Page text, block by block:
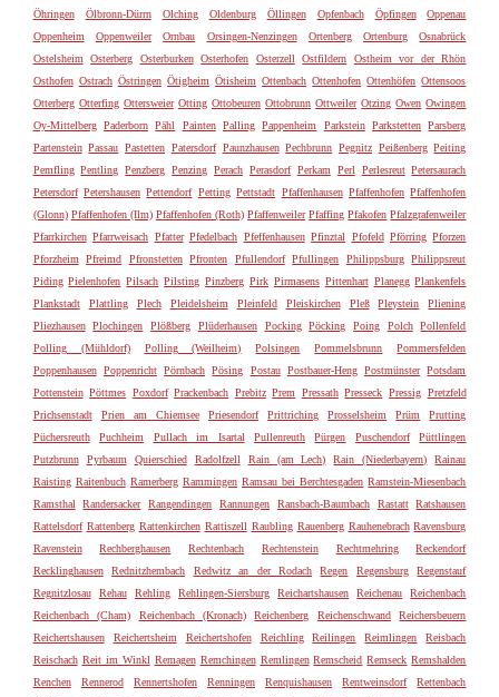
Öhringen
Ölbronn-Dürrn Olching Oldenburg Öllingen Opfenbach Öpfingen
Oppenau
Oppenheim
Oppenweiler Ornbau Orsingen-Nenzingen Ortenberg Ortenburg
Osnabrück
Ostelsheim
Osterberg Osterburken Osterhofen Osterzell Ostfildern
Ostheim vor der Rhön
Osthofen Ostrach Östringen Ötigheim Ötisheim Ottenbach Ottenhofen Ottenhöfen Ottensoos
Otterberg Otterfing Ottersweier Otting Ottobeuren Ottobrunn Ottweiler Otzing Owen Owingen
Oy-Mittelberg Paderborn Pähl Painten Palling Pappenheim Parkstein Parkstetten Parsberg
Partenstein Passau Pastetten Patersdorf Paunzhausen Pechbrunn Pegnitz Peißenberg Peiting
Pemfling Pentling Penzberg Penzing Perach Perasdorf Perkam Perl Perlesreut Petersaurach
Petersdorf Petershausen Pettendorf Petting Pettstadt Pfaffenhausen Pfaffenhofen Pfaffenhofen
(Glonn) Pfaffenhofen (Ilm) Pfaffenhofen (Roth) Pfaffenweiler Pfaffing Pfakofen Pfalzgrafenweiler
Pfarrkirchen Pfarrweisach Pfatter Pfedelbach Pfeffenhausen Pfinztal Pfofeld Pförring Pforzen
Pforzheim
Pfreimd Pfronstetten Pfronten Pfullendorf Pfullingen Philippsburg Philippsreut
Piding Pielenhofen Pilsach Pilsting Pinzberg Pirk Pirmasens Pittenhart Planegg Plankenfels
Plankstadt
Plattling Plech Pleidelsheim Pleinfeld Pleiskirchen Pleß Pleystein
Pliening
Pliezhausen
Plochingen Plößberg Plüderhausen Pocking Pöcking Poing Polch
Pollenfeld
Polling (Mühldorf)
Polling (Weilheim) Polsingen Pommelsbrunn
Pommersfelden
Poppenhausen Poppenricht Pörnbach Pösing Postau Postbauer-Heng Postmünster Potsdam
Pottenstein Pöttmes Poxdorf Prackenbach Prebitz Prem Pressath Presseck Pressig Pretzfeld
Prichsenstadt
Prien am Chiemsee Priesendorf Prittriching Prosselsheim Prüm
Prutting
Püchersreuth
Puchheim Pullach im Isartal Pullenreuth Pürgen Puschendorf
Püttlingen
Putzbrunn
Pyrbaum Quierschied Radolfzell Rain (am Lech) Rain (Niederbayern)
Rainau
Raisting Raitenbuch Ramerberg Rammingen Ramsau bei Berchtesgaden Ramstein-Miesenbach
Ramsthal
Randersacker Rangendingen Rannungen Ransbach-Baumbach Rastatt
Ratshausen
Rattelsdorf Rattenberg Rattenkirchen Rattiszell Raubling Rauenberg Rauhenebrach Ravensburg
Ravenstein
Rechberghausen Rechtenbach Rechtenstein Rechtmehring
Reckendorf
Recklinghausen
Rednitzhembach Redwitz an der Rodach Regen Regensburg
Regenstauf
Regnitzlosau
Rehau Rehling Rehlingen-Siersburg Reichartshausen Reichenau
Reichenbach
Reichenbach (Cham)
Reichenbach (Kronach) Reichenberg Reichenschwand
Reichersbeuern
Reichertshausen
Reichertsheim Reichertshofen Reichling Reilingen Reimlingen
Reisbach
Reischach Reit im Winkl Remagen Remchingen Remlingen Remscheid Remseck Remshalden
Renchen
Rennerod Rennertshofen Renningen Renquishausen Rentweinsdorf
Rettenbach